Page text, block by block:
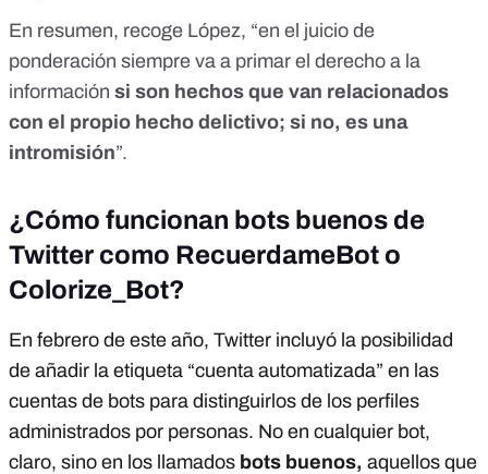
En resumen, recoge López, “en el juicio de
ponderación siempre va a primar el derecho a la
información si son hechos que van relacionados
con el propio hecho delictivo; si no, es una
intromisión”.
¿Cómo funcionan bots buenos de
Twitter como RecuerdameBot o
Colorize_Bot?
En febrero de este año, Twitter incluyó la posibilidad
de añadir la etiqueta “cuenta automatizada” en las
cuentas de bots para distinguirlos de los perfiles
administrados por personas. No en cualquier bot,
claro, sino en los llamados bots buenos, aquellos que